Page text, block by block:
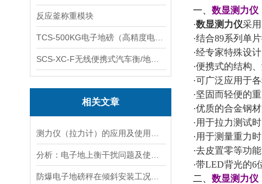
反应釜称重模块
相关文章
一、 数显测力仪
·数显测力仪采
·结合89系列单
·经专家特殊设
·便携式的结构
·可广泛应用于
·坚固而轻便的
·优质的合金钢
·用于拉力测试
·用于测量重力
·去皮置零等功能
·带LED背光的6
二、 数显测力仪